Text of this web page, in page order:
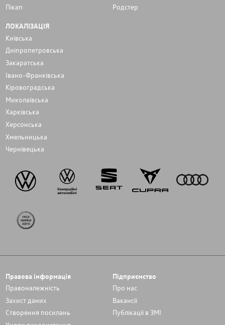
Пікап
Родстер
ЛОКАЛІЗАЦІЯ
Київська
Дніпропетровська
Закаратська
Івано-Франківська
Кіровоградська
Миколаївська
Харківська
Херсонська
Хмельницька
Чернівецька
Правова інформація
Правоналежність
Захист даних
Cтворення посилань
Підприємство
Про нас
Вакансії
Публікації в ЗМІ